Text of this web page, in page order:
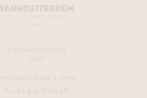
Vanhoutteghem
Time
Dampoortstraat 1, Gent
T. +32 9 225 50 45